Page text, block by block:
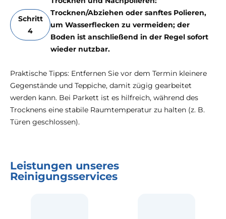
Schritt
4
Trocknen/Abziehen oder sanftes Polieren,
um Wasserflecken zu vermeiden; der
Boden ist anschließend in der Regel sofort
wieder nutzbar.
Praktische Tipps: Entfernen Sie vor dem Termin kleinere
Gegenstände und Teppiche, damit zügig gearbeitet
werden kann. Bei Parkett ist es hilfreich, während des
Trocknens eine stabile Raumtemperatur zu halten (z. B.
Türen geschlossen).
Leistungen unseres
Reinigungsservices